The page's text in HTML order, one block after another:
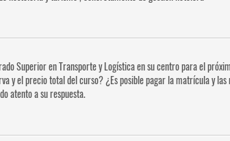
Superior en Transporte y Logística en su centro para el
y el precio total del curso? ¿Es posible pagar la matrícula y las
atento a su respuesta.